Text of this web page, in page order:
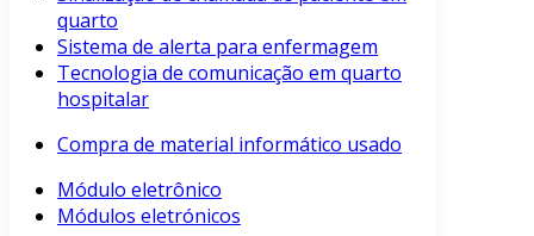
quarto
Sistema de alerta para enfermagem
Tecnologia de comunicação em quarto
hospitalar
Compra de material informático usado
Módulo eletrônico
Módulos eletrónicos